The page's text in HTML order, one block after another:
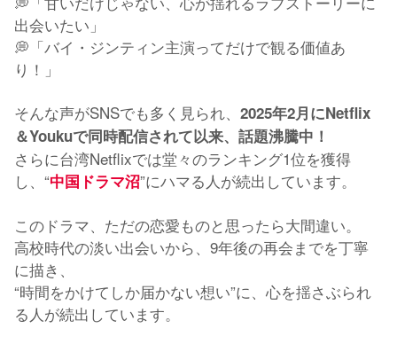
出会いたい」
💭「バイ・ジンティン主演ってだけで観る価値あ
り！」
そんな声がSNSでも多く見られ、 2025年2月にNetflix
＆Youkuで同時配信されて以来、話題沸騰中！
さらに台湾Netflixでは堂々のランキング1位を獲得
し、“中国ドラマ沼”にハマる人が続出しています。
このドラマ、ただの恋愛ものと思ったら大間違い。
高校時代の淡い出会いから、9年後の再会までを丁寧
に描き、
“時間をかけてしか届かない想い”に、心を揺さぶられ
る人が続出しています。